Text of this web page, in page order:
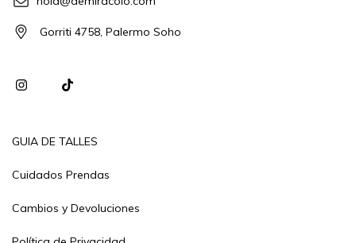
Gorriti 4758, Palermo Soho
GUIA DE TALLES
Cuidados Prendas
Cambios y Devoluciones